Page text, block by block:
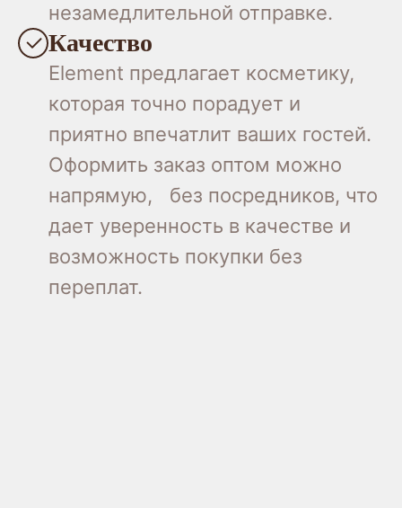
незамедлительной отправке.
Качество
Element предлагает косметику,
которая точно порадует и
приятно впечатлит ваших гостей.
Оформить заказ оптом можно
напрямую, без посредников, что
дает уверенность в качестве и
возможность покупки без
переплат.